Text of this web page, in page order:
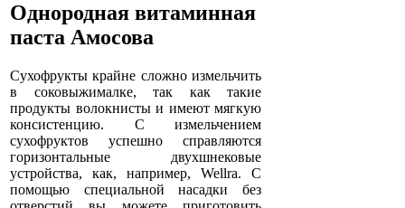
Однородная витаминная
паста Амосова
Сухофрукты крайне сложно измельчить
в соковыжималке, так как такие
продукты волокнисты и имеют мягкую
консистенцию. С измельчением
сухофруктов успешно справляются
горизонтальные двухшнековые
устройства, как, например, Wellra. С
помощью специальной насадки без